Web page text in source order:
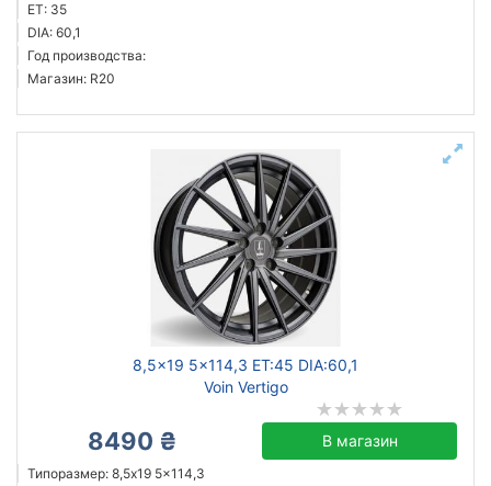
ET: 35
DIA: 60,1
Год производства:
Магазин: R20
8,5x19 5x114,3 ET:45 DIA:60,1
Voin Vertigo
8490 ₴ В магазин
Типоразмер: 8,5x19 5x114,3